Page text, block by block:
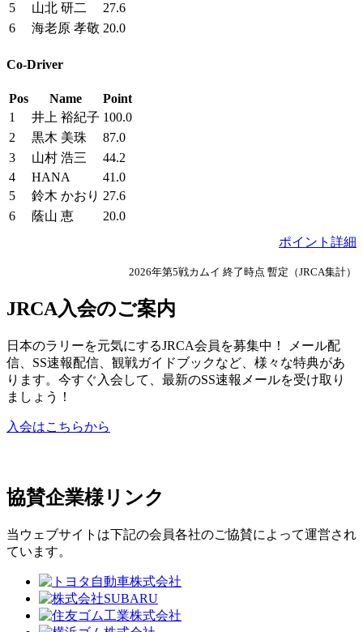
5
山北 研二
27.6
6
海老原 孝敬 20.0
Co-Driver
Pos Name
Point
1
井上 裕紀子 100.0
2
黒木 美珠
87.0
3
山村 浩三
44.2
4
HANA
41.0
5
鈴木 かおり 27.6
6
蔭山 恵
20.0
ポイント詳細
2026年第5戦カムイ 終了時点 暫定（JRCA集計）
JRCA入会のご案内
日本のラリーを元気にするJRCA会員を募集中！ メール配
信、SS速報配信、観戦ガイドブックなど、様々な特典があ
ります。今すぐ入会して、最新のSS速報メールを受け取り
ましょう！
入会はこちらから
協賛企業様リンク
当ウェブサイトは下記の会員各社のご協賛によって運営され
ています。